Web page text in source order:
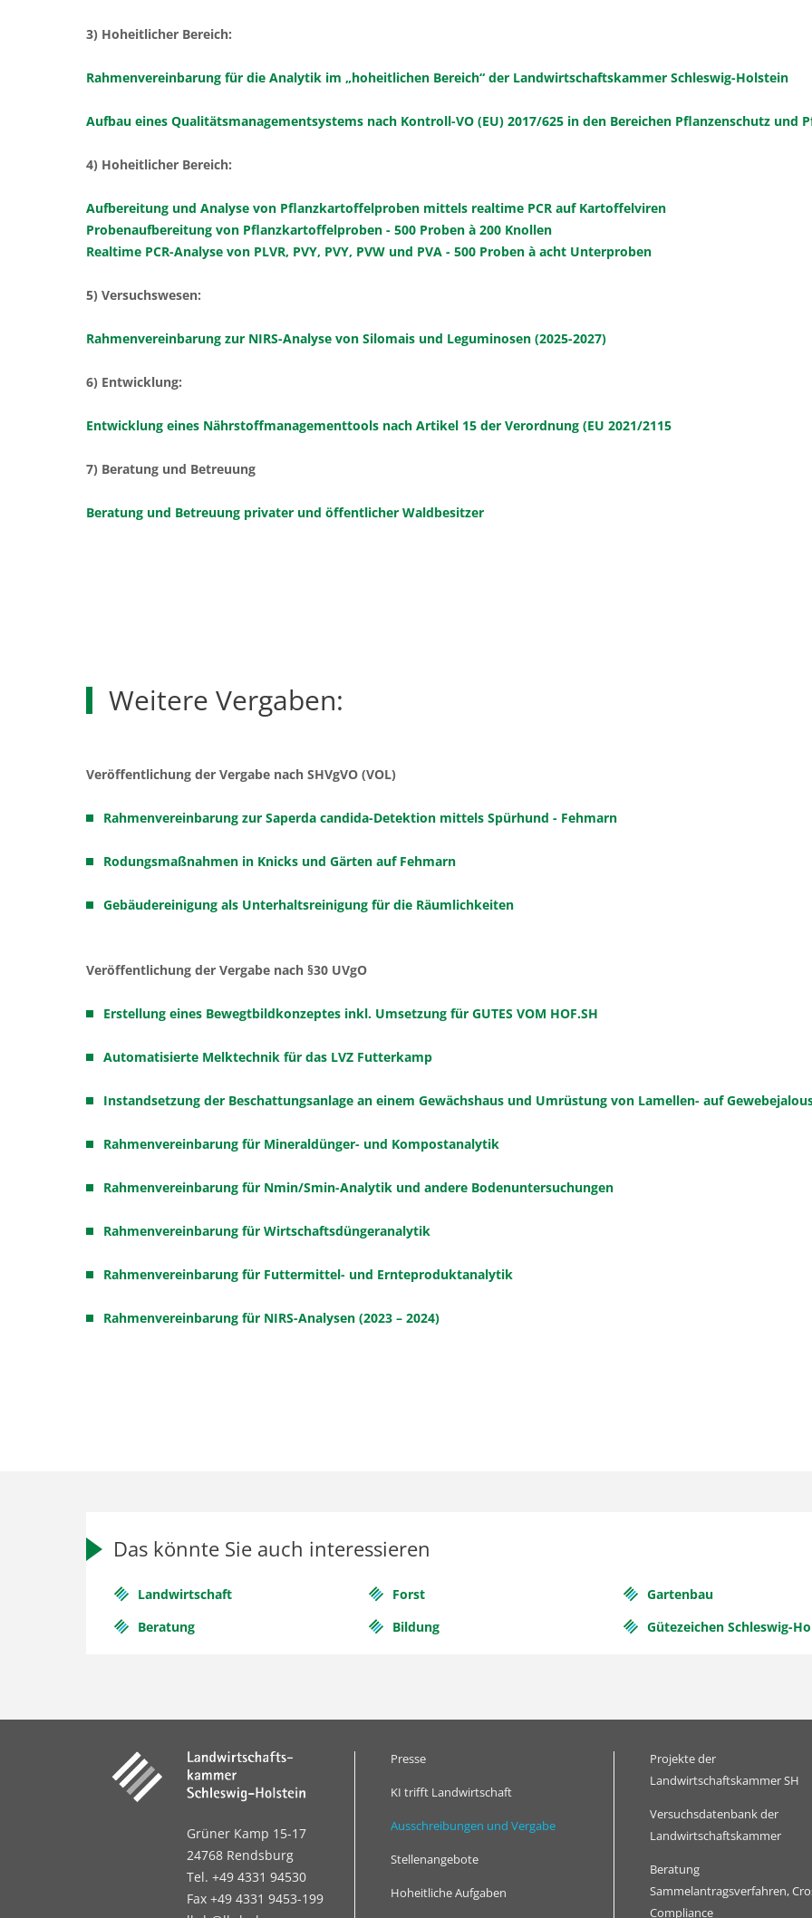
3) Hoheitlicher Bereich:
Rahmenvereinbarung für die Analytik im „hoheitlichen Bereich“ der Landwirtschaftskammer Schleswig-Holstein
Aufbau eines Qualitätsmanagementsystems nach Kontroll-VO (EU) 2017/625 in den Bereichen Pflanzenschutz und
4) Hoheitlicher Bereich:
Aufbereitung und Analyse von Pflanzkartoffelproben mittels realtime PCR auf Kartoffelviren
Probenaufbereitung von Pflanzkartoffelproben - 500 Proben à 200 Knollen
Realtime PCR-Analyse von PLVR, PVY, PVY, PVW und PVA - 500 Proben à acht Unterproben
5) Versuchswesen:
Rahmenvereinbarung zur NIRS-Analyse von Silomais und Leguminosen (2025-2027)
6) Entwicklung:
Entwicklung eines Nährstoffmanagementtools nach Artikel 15 der Verordnung (EU 2021/2115
7) Beratung und Betreuung
Beratung und Betreuung privater und öffentlicher Waldbesitzer
Weitere Vergaben:
Veröffentlichung der Vergabe nach SHVgVO (VOL)
Rahmenvereinbarung zur Saperda candida-Detektion mittels Spürhund - Fehmarn
Rodungsmaßnahmen in Knicks und Gärten auf Fehmarn
Gebäudereinigung als Unterhaltsreinigung für die Räumlichkeiten
Veröffentlichung der Vergabe nach §30 UVgO
Erstellung eines Bewegtbildkonzeptes inkl. Umsetzung für GUTES VOM HOF.SH
Automatisierte Melktechnik für das LVZ Futterkamp
Instandsetzung der Beschattungsanlage an einem Gewächshaus und Umrüstung von Lamellen- auf
Rahmenvereinbarung für Mineraldünger- und Kompostanalytik
Rahmenvereinbarung für Nmin/Smin-Analytik und andere Bodenuntersuchungen
Rahmenvereinbarung für Wirtschaftsdüngeranalytik
Rahmenvereinbarung für Futtermittel- und Ernteproduktanalytik
Rahmenvereinbarung für NIRS-Analysen (2023 – 2024)
Das könnte Sie auch interessieren
Landwirtschaft Forst
Gartenbau
Beratung
Bildung Gütezeichen Schleswig-
Grüner Kamp 15-17
24768 Rendsburg
Tel. +49 4331 94530
Fax +49 4331 9453-199
Presse
KI trifft Landwirtschaft
Ausschreibungen und Vergabe
Stellenangebote
Hoheitliche Aufgaben
Projekte der
Landwirtschaftskammer SH
Versuchsdatenbank der
Landwirtschaftskammer
Beratung
Sammelantragsverfahren,
Compliance